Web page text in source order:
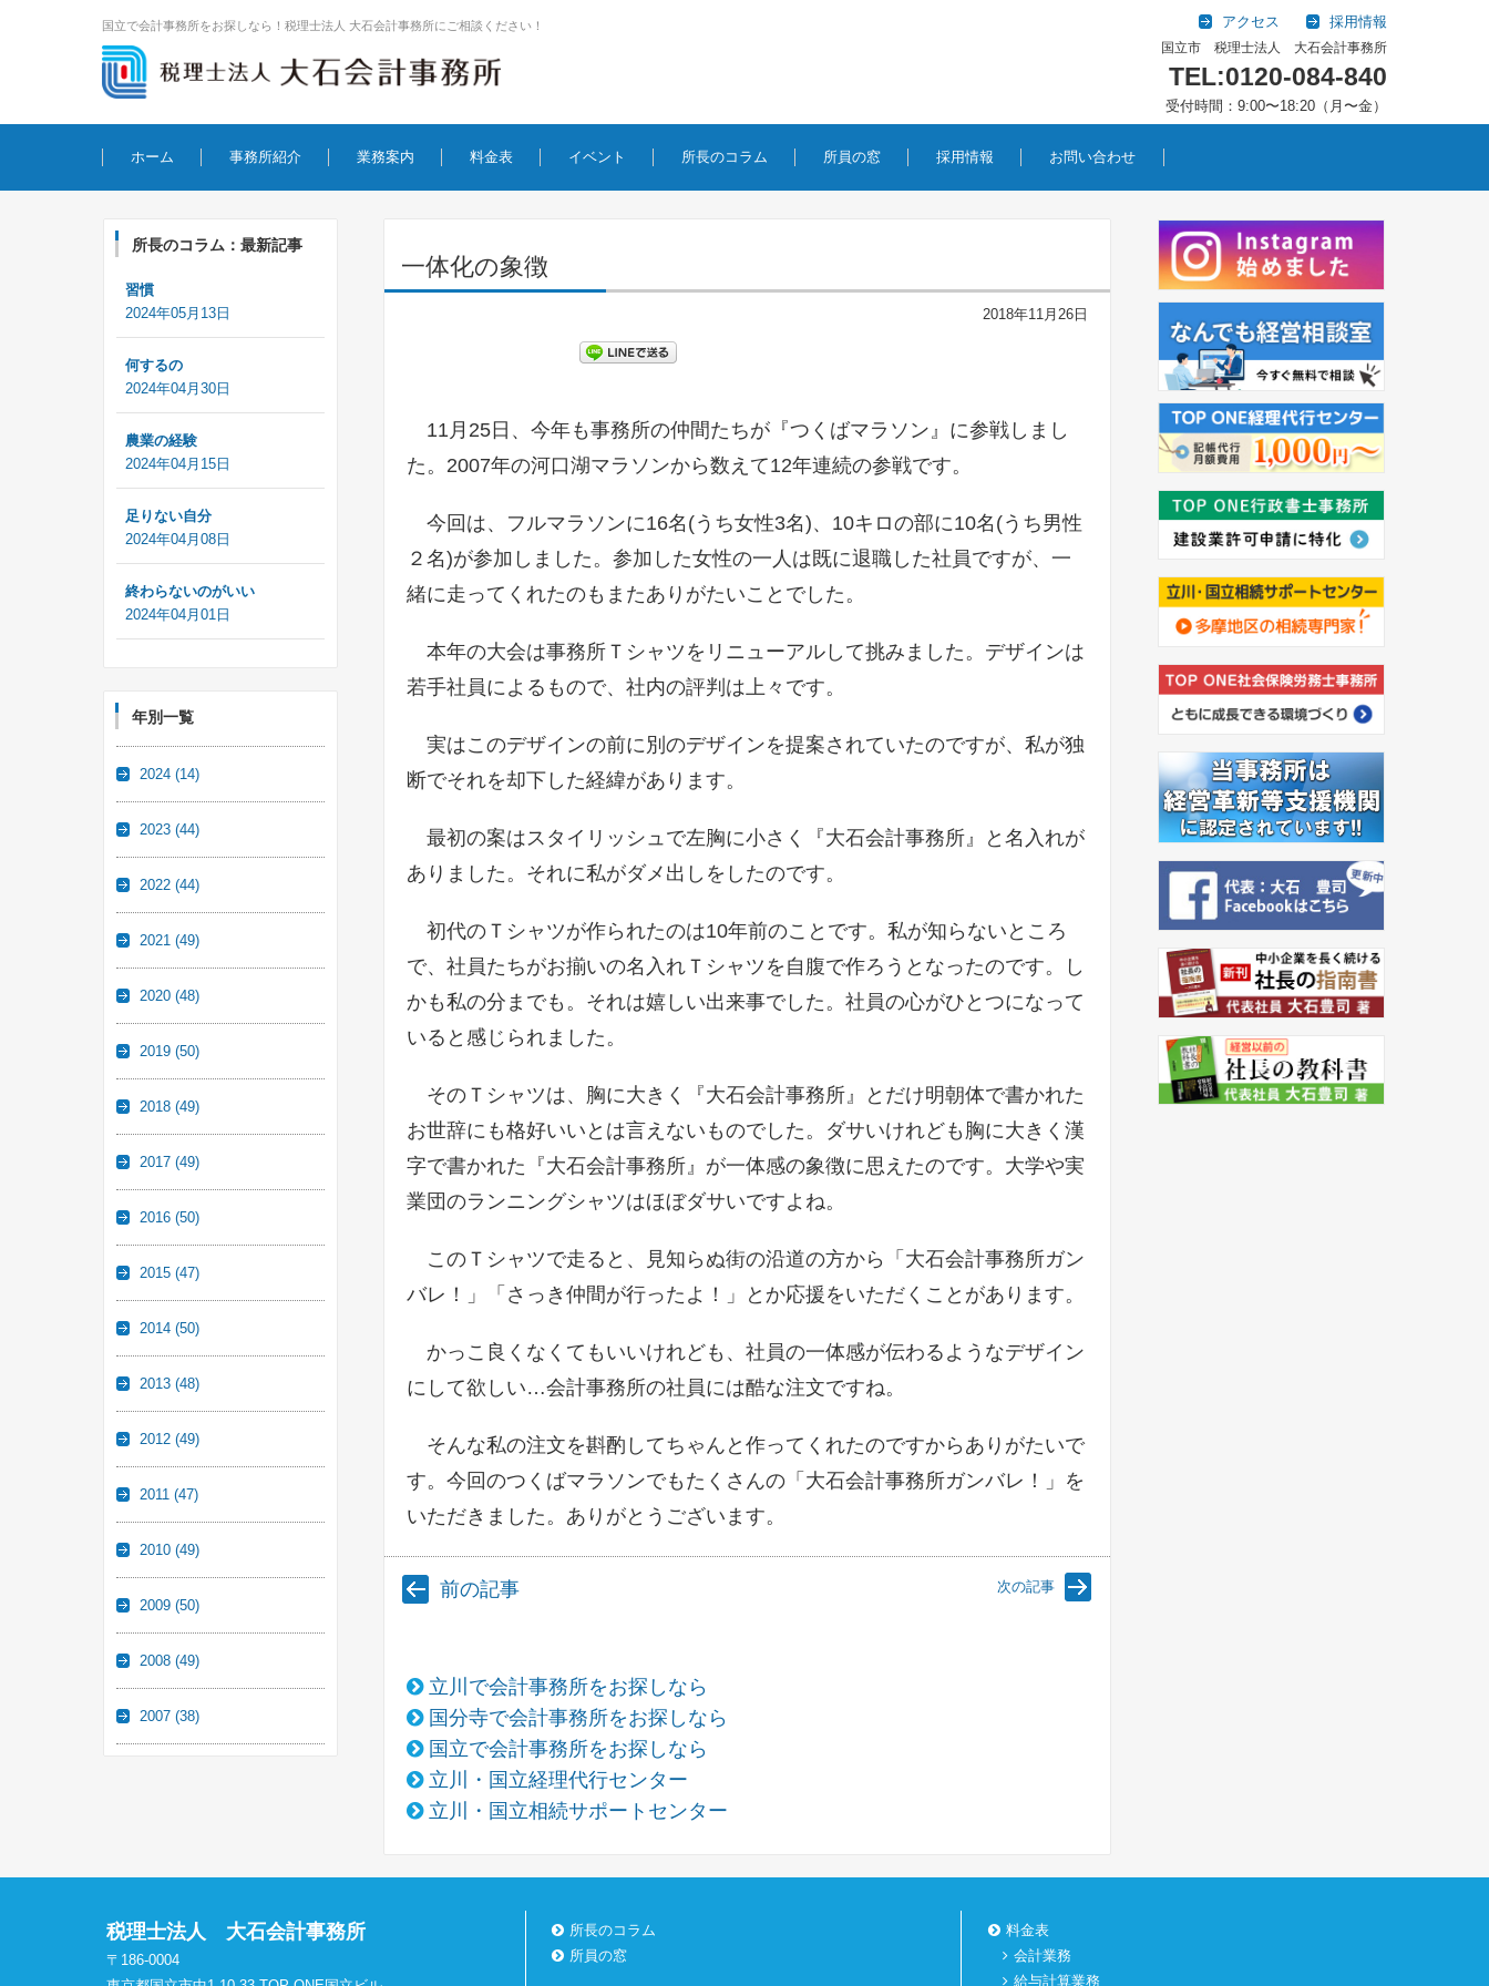
国立で会計事務所をお探しなら！税理士法人 大石会計事務所にご相談ください！ アクセス 採用情報
国立市 税理士法人 大石会計事務所
TEL:0120-084-840
受付時間：9:00〜18:20（月〜金）
ホーム
事務所紹介 業務案内 料金表 イベント 所長のコラム 所員の窓 採用情報 お問い合わせ
一体化の象徴
2018年11月26日
11月25日、今年も事務所の仲間たちが『つくばマラソン』に参戦しまし
た。2007年の河口湖マラソンから数えて12年連続の参戦です。
今回は、フルマラソンに16名(うち女性3名)、10キロの部に10名(うち男性
２名)が参加しました。参加した女性の一人は既に退職した社員ですが、一
緒に走ってくれたのもまたありがたいことでした。
本年の大会は事務所Ｔシャツをリニューアルして挑みました。デザインは
若手社員によるもので、社内の評判は上々です。
実はこのデザインの前に別のデザインを提案されていたのですが、私が独
断でそれを却下した経緯があります。
最初の案はスタイリッシュで左胸に小さく『大石会計事務所』と名入れが
ありました。それに私がダメ出しをしたのです。
初代のＴシャツが作られたのは10年前のことです。私が知らないところ
で、社員たちがお揃いの名入れＴシャツを自腹で作ろうとなったのです。し
かも私の分までも。それは嬉しい出来事でした。社員の心がひとつになって
いると感じられました。
そのＴシャツは、胸に大きく『大石会計事務所』とだけ明朝体で書かれた
お世辞にも格好いいとは言えないものでした。ダサいけれども胸に大きく漢
字で書かれた『大石会計事務所』が一体感の象徴に思えたのです。大学や実
業団のランニングシャツはほぼダサいですよね。
このＴシャツで走ると、見知らぬ街の沿道の方から「大石会計事務所ガン
バレ！」「さっき仲間が行ったよ！」とか応援をいただくことがあります。
かっこ良くなくてもいいけれども、社員の一体感が伝わるようなデザイン
にして欲しい…会計事務所の社員には酷な注文ですね。
そんな私の注文を斟酌してちゃんと作ってくれたのですからありがたいで
す。今回のつくばマラソンでもたくさんの「大石会計事務所ガンバレ！」を
いただきました。ありがとうございます。
前の記事 次の記事
立川で会計事務所をお探しなら
国分寺で会計事務所をお探しなら
国立で会計事務所をお探しなら
立川・国立経理代行センター
立川・国立相続サポートセンター
所長のコラム：最新記事
習慣
2024年05月13日
何するの
2024年04月30日
農業の経験
2024年04月15日
足りない自分
2024年04月08日
終わらないのがいい
2024年04月01日
年別一覧
2024(14)
2023(44)
2022(44)
2021(49)
2020(48)
2019(50)
2018(49)
2017(49)
2016(50)
2015(47)
2014(50)
2013(48)
2012(49)
2011(47)
2010(49)
2009(50)
2008(49)
2007(38)
税理士法人 大石会計事務所
〒186-0004
所長のコラム
所員の窓
料金表
会計業務
給与計算業務